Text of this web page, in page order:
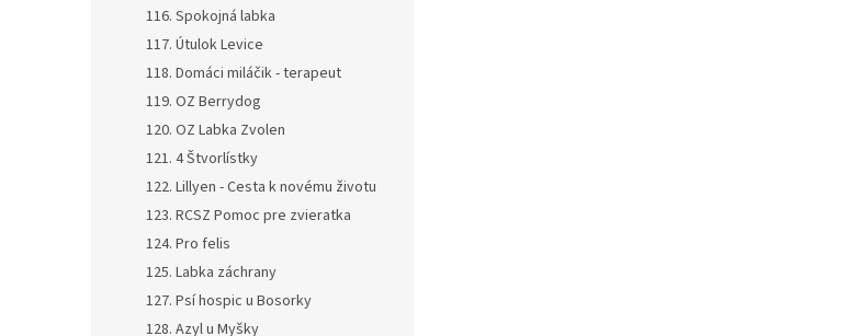
116. Spokojná labka
117. Útulok Levice
118. Domáci miláčik - terapeut
119. OZ Berrydog
120. OZ Labka Zvolen
121. 4 Štvorlístky
122. Lillyen - Cesta k novému životu
123. RCSZ Pomoc pre zvieratka
124. Pro felis
125. Labka záchrany
127. Psí hospic u Bosorky
128. Azyl u Myšky